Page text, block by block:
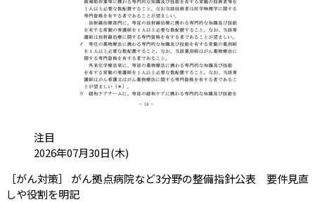
カテゴリ:
注目
投稿日:2026年07月30日(木)
［がん対策］ がん拠点病院など3分野の整備指針公表 要件見直
しや役割を明記（会員限定記事）